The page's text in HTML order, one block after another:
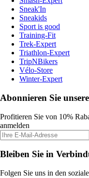
Sneak'In
Sneakids
Sport is good
Training-Fit
Trek-Expert
Triathlon-Expert
TripNBikers
Vélo-Store
Winter-Expert
Abonnieren Sie
Profitieren Sie von 10%
anmelden
Bleiben Sie in
Folgen Sie uns in den